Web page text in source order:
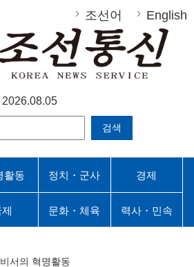
조선어 English
검색
활동 정치・군사 경제
문화・체육 력사・민속
서의 혁명활동